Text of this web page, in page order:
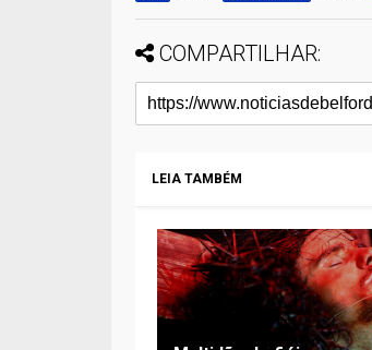
COMPARTILHAR:
LEIA TAMBÉM